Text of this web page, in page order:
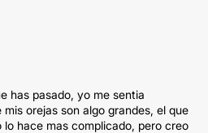
has pasado, yo me sentia
orejas son algo grandes, el que
hace mas complicado, pero creo